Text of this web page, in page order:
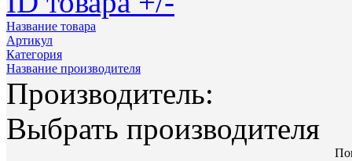
Название товара
Артикул
Категория
Название производителя
Производитель:
Выбрать производителя